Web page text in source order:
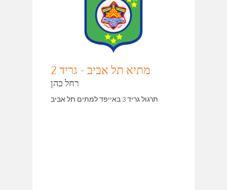
מתיא תל אביב - גריד 2
רחל כהן
תרגול גריד 3 באייפד למתים תל אביב